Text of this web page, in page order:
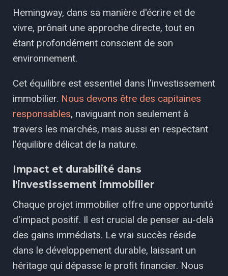
Hemingway, dans sa manière d'écrire et de
vivre, prônait une approche directe, tout en
étant profondément conscient de son
environnement.
Cet équilibre est essentiel dans l'investissement
immobilier. Nous devons être des capitaines
responsables, naviguant non seulement à
travers les marchés, mais aussi en respectant
l'équilibre délicat de la nature.
Impact et durabilité dans
l'investissement immobilier
Chaque projet immobilier offre une opportunité
d'impact positif. Il est crucial de penser au-delà
des gains immédiats. Le vrai succès réside
dans le développement durable, laissant un
héritage qui dépasse le profit financier. Nous